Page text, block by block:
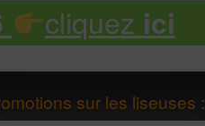
cliquez ici
sur les liseuses :